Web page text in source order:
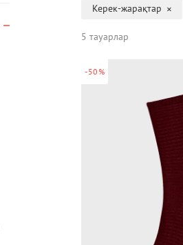
Керек-жарақтар
5 тауарлар
-50%